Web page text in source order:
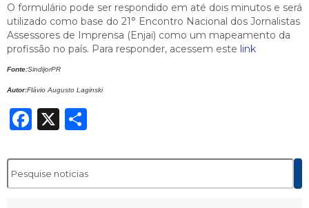
O formulário pode ser respondido em até dois minutos e será
utilizado como base do 21° Encontro Nacional dos Jornalistas
Assessores de Imprensa (Enjai) como um mapeamento da
profissão no país. Para responder, acessem este link
Fonte:SindijorPR
Autor:Flávio Augusto Laginski
Facebook
X